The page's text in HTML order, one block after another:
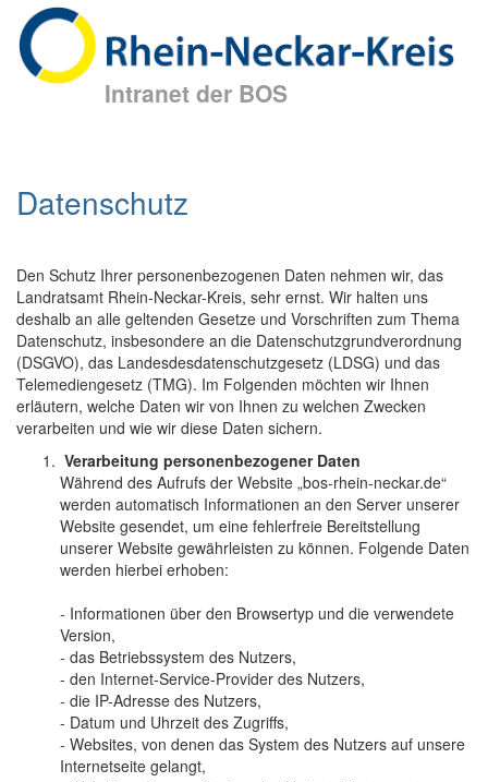
Intranet der BOS
Datenschutz
Den Schutz Ihrer personenbezogenen Daten nehmen wir, das
Landratsamt Rhein-Neckar-Kreis, sehr ernst. Wir halten uns
deshalb an alle geltenden Gesetze und Vorschriften zum Thema
Datenschutz, insbesondere an die Datenschutzgrundverordnung
(DSGVO), das Landesdesdatenschutzgesetz (LDSG) und das
Telemediengesetz (TMG). Im Folgenden möchten wir Ihnen
erläutern, welche Daten wir von Ihnen zu welchen Zwecken
verarbeiten und wie wir diese Daten sichern.
Verarbeitung personenbezogener Daten
Während des Aufrufs der Website „bos-rhein-neckar.de“
werden automatisch Informationen an den Server unserer
Website gesendet, um eine fehlerfreie Bereitstellung
unserer Website gewährleisten zu können. Folgende Daten
werden hierbei erhoben:
- Informationen über den Browsertyp und die verwendete
Version,
- das Betriebssystem des Nutzers,
- den Internet-Service-Provider des Nutzers,
- die IP-Adresse des Nutzers,
- Datum und Uhrzeit des Zugriffs,
- Websites, von denen das System des Nutzers auf unsere
Internetseite gelangt,